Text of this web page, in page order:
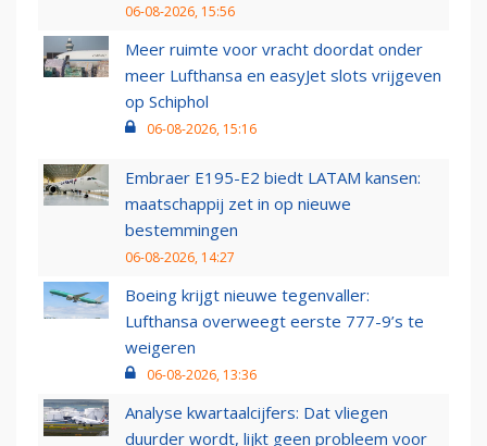
06-08-2026, 15:56
Meer ruimte voor vracht doordat onder
meer Lufthansa en easyJet slots vrijgeven
op Schiphol
06-08-2026, 15:16
Embraer E195-E2 biedt LATAM kansen:
maatschappij zet in op nieuwe
bestemmingen
06-08-2026, 14:27
Boeing krijgt nieuwe tegenvaller:
Lufthansa overweegt eerste 777-9’s te
weigeren
06-08-2026, 13:36
Analyse kwartaalcijfers: Dat vliegen
duurder wordt, lijkt geen probleem voor